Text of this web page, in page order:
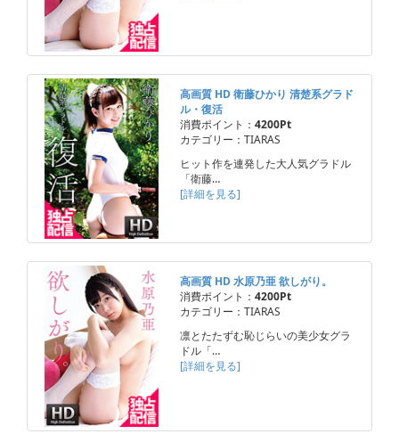
高画質 HD 衛藤ひかり 清楚系グラド
ル・復活
消費ポイント： 4200Pt
カテゴリー：TIARAS
ヒット作を連発した大人気グラドル
「衛藤…
[詳細を見る]
高画質 HD 水原乃亜 欲しがり。
消費ポイント： 4200Pt
カテゴリー：TIARAS
凛とたたずむ恥じらいの美少女グラ
ドル「…
[詳細を見る]